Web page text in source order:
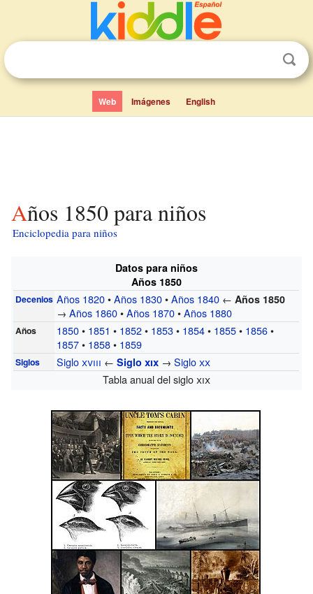
Web Imágenes English
Años 1850 para niños
Enciclopedia para niños
Datos para niños
Años 1850
Decenios Años 1820•Años 1830•Años 1840 ←Años 1850
→Años 1860•Años 1870•Años 1880
Años 1850• 1851 • 1852• 1853• 1854• 1855• 1856•
1857• 1858• 1859
Siglos Sigloxviii ←Sigloxix →Sigloxx
Tabla anual del sigloxix